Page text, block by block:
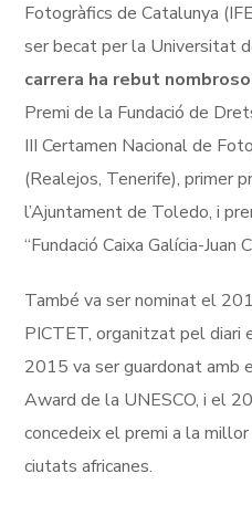
Fotogràfics de Catalunya
ser becat per la Universitat
carrera ha rebut
Premi de la Fundació de
III Certamen Nacional de
(Realejos, Tenerife), primer
l’Ajuntament de Toledo, i
“Fundació Caixa Galícia-Juan
També va ser nominat el
PICTET, organitzat pel diari
2015 va ser guardonat amb
Award de la UNESCO, i el
concedeix el premi a la
ciutats africanes.